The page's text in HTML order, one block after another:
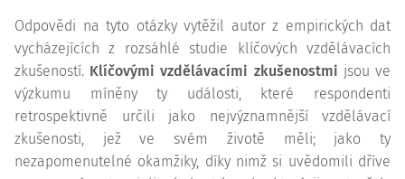
Odpovědi na tyto otázky vytěžil autor z empirických dat
vycházejících z rozsáhlé studie klíčových vzdělávacích
zkušeností. Klíčovými vzdělávacími zkušenostmi jsou ve
výzkumu míněny ty události, které respondenti
retrospektivně určili jako nejvýznamnější vzdělávací
zkušenosti, jež ve svém životě měli; jako ty
nezapomenutelné okamžiky, díky nimž si uvědomili dříve